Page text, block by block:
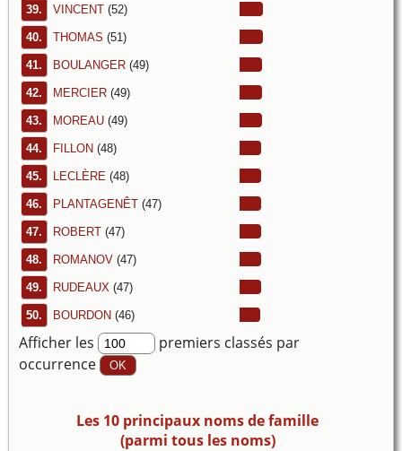
39. VINCENT (52)
40. THOMAS (51)
41. BOULANGER (49)
42. MERCIER (49)
43. MOREAU (49)
44. FILLON (48)
45. LECLÈRE (48)
46. PLANTAGENÊT (47)
47. ROBERT (47)
48. ROMANOV (47)
49. RUDEAUX (47)
50. BOURDON (46)
Afficher les
premiers classés par
occurrence
Les 10 principaux noms de famille
(parmi tous les noms)